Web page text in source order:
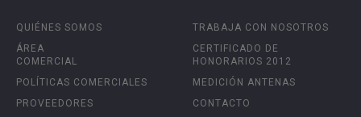
QUIÉNES SOMOS
ÁREA
COMERCIAL
POLÍTICAS COMERCIALES
PROVEEDORES
TRABAJA CON NOSOTROS
CERTIFICADO DE
HONORARIOS 2012
MEDICIÓN ANTENAS
CONTACTO